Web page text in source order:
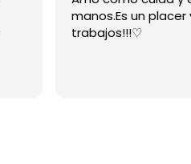
manos.Es un placer
trabajos!!!♡